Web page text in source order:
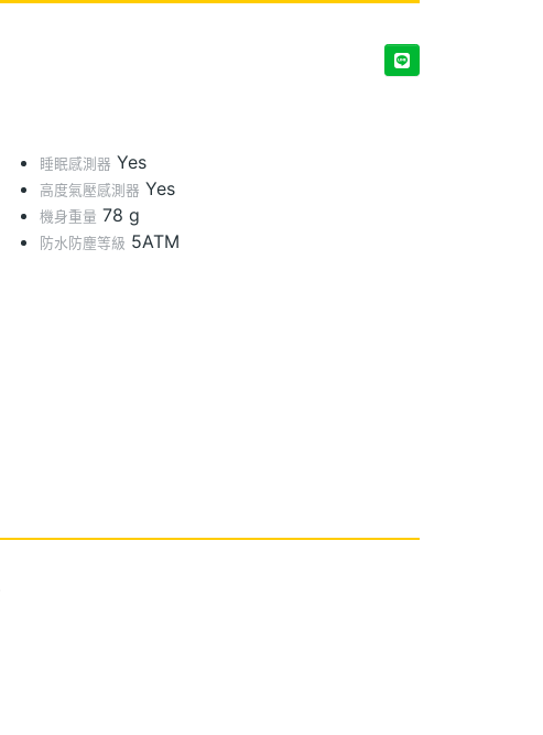
睡眠感測器 Yes
高度氣壓感測器 Yes
機身重量 78 g
防水防塵等級 5ATM